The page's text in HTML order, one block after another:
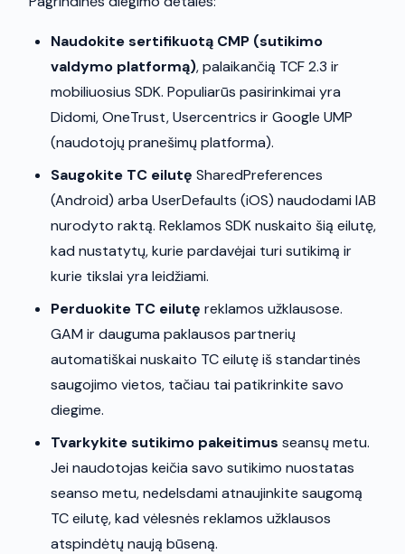
Naudokite sertifikuotą CMP (sutikimo
valdymo platformą), palaikančią TCF 2.3 ir
mobiliuosius SDK. Populiarūs pasirinkimai yra
Didomi, OneTrust, Usercentrics ir Google UMP
(naudotojų pranešimų platforma).
Saugokite TC eilutę SharedPreferences
(Android) arba UserDefaults (iOS) naudodami IAB
nurodyto raktą. Reklamos SDK nuskaito šią eilutę,
kad nustatytų, kurie pardavėjai turi sutikimą ir
kurie tikslai yra leidžiami.
Perduokite TC eilutę reklamos užklausose.
GAM ir dauguma paklausos partnerių
automatiškai nuskaito TC eilutę iš standartinės
saugojimo vietos, tačiau tai patikrinkite savo
diegime.
Tvarkykite sutikimo pakeitimus seansų metu.
Jei naudotojas keičia savo sutikimo nuostatas
seanso metu, nedelsdami atnaujinkite saugomą
TC eilutę, kad vėlesnės reklamos užklausos
atspindėtų naują būseną.